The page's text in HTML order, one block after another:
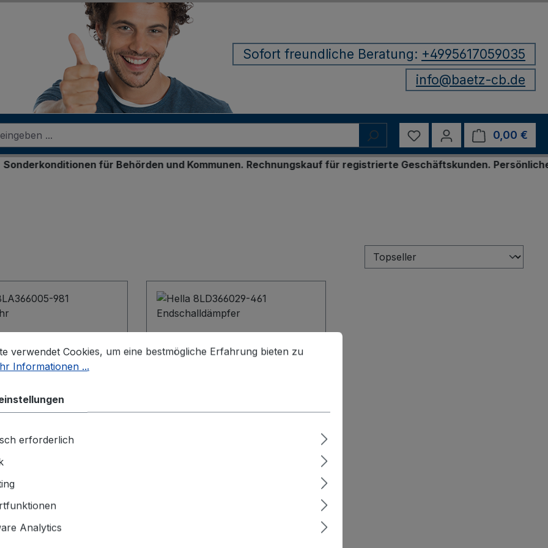
Sofort freundliche Beratung: +4995617059035
info@baetz-cb.de
Du hast 0 Produkte auf
0,00 €
für Behörden und Kommunen. Rechnungskauf für registrierte Geschäftskunden. Persönliche
Ergänzende
Cookies, um eine bestmögliche Erfahrung bieten zu können.
Mehr Informationen ...
verwendet Cookies, um eine bestmögliche Erfahrung bieten zu
Informationen ...
erforderlich
Analytics